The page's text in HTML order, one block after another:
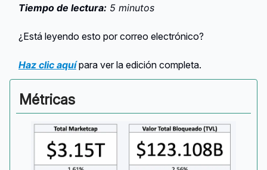
Tiempo de lectura: 5 minutos
¿Está leyendo esto por correo electrónico?
Haz clic aquípara ver la edición completa.
Métricas